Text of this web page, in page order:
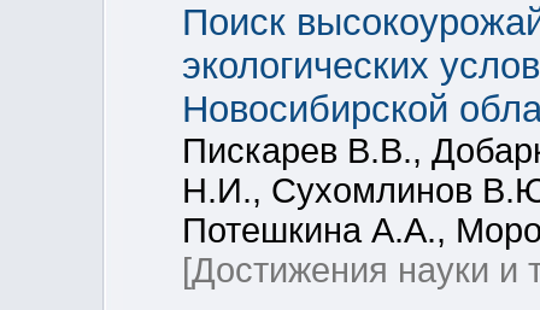
Поиск
экологических
Новосибирской
Пискарев В.В.,
Н.И., Сухомлинов
Потешкина А.А.,
[Достижения науки и